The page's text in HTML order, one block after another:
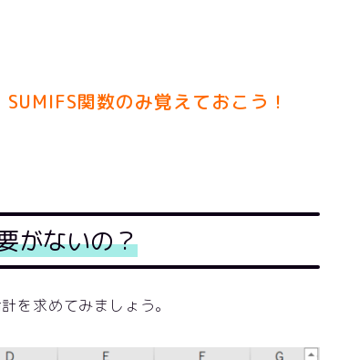
関数のみ覚えておこう！
がないの？
を求めてみましょう。